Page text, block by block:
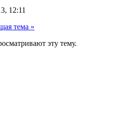
12:11
тема »
эту тему.